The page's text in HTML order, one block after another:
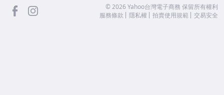
facebook ©2026 Yahoo台灣電子商務 保留所有權利
服務條款
隱私權 拍賣使用規範 交易安全